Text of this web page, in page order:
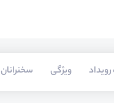
ویژگی سخنرانان